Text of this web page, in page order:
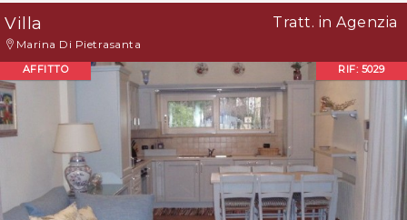
Villa Tratt. in Agenzia
Marina Di Pietrasanta
AFFITTO RIF: 5029